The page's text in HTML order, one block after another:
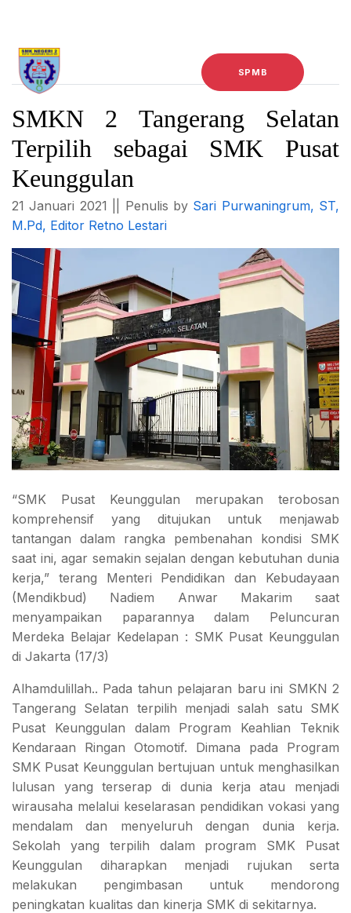
SPMB
SMKN 2 Tangerang Selatan
Terpilih sebagai SMK Pusat
Keunggulan
21 Januari 2021 || Penulis by Sari Purwaningrum, ST,
M.Pd, Editor Retno Lestari
“SMK Pusat Keunggulan merupakan terobosan
komprehensif yang ditujukan untuk menjawab
tantangan dalam rangka pembenahan kondisi SMK
saat ini, agar semakin sejalan dengan kebutuhan dunia
kerja,” terang Menteri Pendidikan dan Kebudayaan
(Mendikbud) Nadiem Anwar Makarim saat
menyampaikan paparannya dalam Peluncuran
Merdeka Belajar Kedelapan : SMK Pusat Keunggulan
di Jakarta (17/3)
Alhamdulillah.. Pada tahun pelajaran baru ini SMKN 2
Tangerang Selatan terpilih menjadi salah satu SMK
Pusat Keunggulan dalam Program Keahlian Teknik
Kendaraan Ringan Otomotif. Dimana pada Program
SMK Pusat Keunggulan bertujuan untuk menghasilkan
lulusan yang terserap di dunia kerja atau menjadi
wirausaha melalui keselarasan pendidikan vokasi yang
mendalam dan menyeluruh dengan dunia kerja.
Sekolah yang terpilih dalam program SMK Pusat
Keunggulan diharapkan menjadi rujukan serta
melakukan pengimbasan untuk mendorong
peningkatan kualitas dan kinerja SMK di sekitarnya.